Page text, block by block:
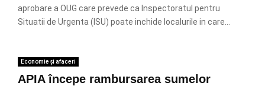
aprobare a OUG care prevede ca Inspectoratul pentru
Situatii de Urgenta (ISU) poate inchide localurile in care...
Economie și afaceri
APIA începe rambursarea sumelor